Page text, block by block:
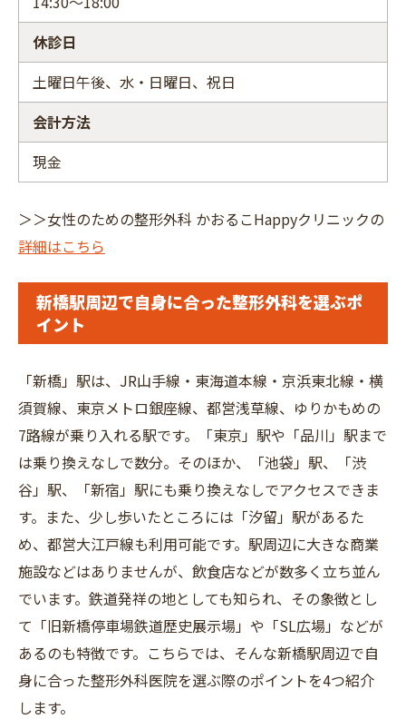
休診日
土曜日午後、水・日曜日、祝日
会計方法
現金
＞＞⼥性のための整形外科 かおるこHappyクリニックの
詳細はこちら
新橋駅周辺で自身に合った整形外科を選ぶポ
イント
「新橋」駅は、JR山手線・東海道本線・京浜東北線・横
須賀線、東京メトロ銀座線、都営浅草線、ゆりかもめの
7路線が乗り入れる駅です。「東京」駅や「品川」駅まで
は乗り換えなしで数分。そのほか、「池袋」駅、「渋
谷」駅、「新宿」駅にも乗り換えなしでアクセスできま
す。また、少し歩いたところには「汐留」駅があるた
め、都営大江戸線も利用可能です。駅周辺に大きな商業
施設などはありませんが、飲食店などが数多く立ち並ん
でいます。鉄道発祥の地としても知られ、その象徴とし
て「旧新橋停車場鉄道歴史展示場」や「SL広場」などが
あるのも特徴です。こちらでは、そんな新橋駅周辺で自
身に合った整形外科医院を選ぶ際のポイントを4つ紹介
します。